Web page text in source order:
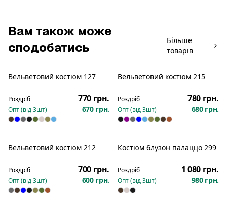
Вам також може
сподобатись
Більше
товарів
Вельветовий костюм 127
Роздріб 770 грн.
Опт (від3шт) 670 грн.
Вельветовий костюм 215
Роздріб 780 грн.
Опт (від3шт) 680 грн.
Вельветовий костюм 212
Роздріб 700 грн.
Опт (від3шт) 600 грн.
Костюм блузон палаццо 299
Роздріб 1 080 грн.
Опт (від3шт) 980 грн.